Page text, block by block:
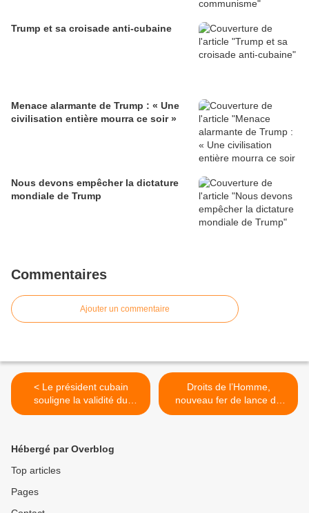
Trump et sa croisade anti-cubaine
Menace alarmante de Trump : « Une
civilisation entière mourra ce soir »
Nous devons empêcher la dictature
mondiale de Trump
Commentaires
Ajouter un commentaire
< Le président cubain
souligne la validité du
discours de Fidel à l'ONU
Droits de l’Homme,
nouveau fer de lance de
l’ingérence >
Hébergé par Overblog
Top articles
Pages